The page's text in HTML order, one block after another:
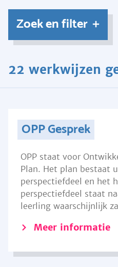
Zoek en filter
22 werkwijzen
OPP Gesprek
OPP staat voor
Plan. Het plan bestaat
perspectiefdeel en het
perspectiefdeel staat
leerling waarschijnlijk
Meer informatie